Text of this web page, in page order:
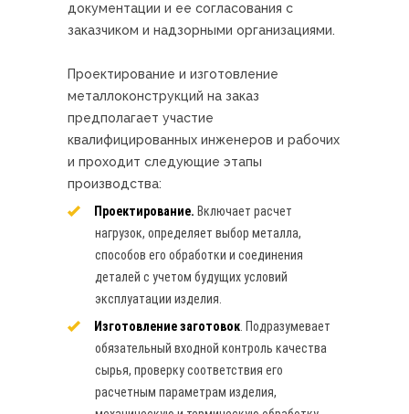
документации и ее согласования с
заказчиком и надзорными организациями.
Проектирование и изготовление
металлоконструкций на заказ
предполагает участие
квалифицированных инженеров и рабочих
и проходит следующие этапы
производства:
Проектирование. Включает расчет
нагрузок, определяет выбор металла,
способов его обработки и соединения
деталей с учетом будущих условий
эксплуатации изделия.
Изготовление заготовок . Подразумевает
обязательный входной контроль качества
сырья, проверку соответствия его
расчетным параметрам изделия,